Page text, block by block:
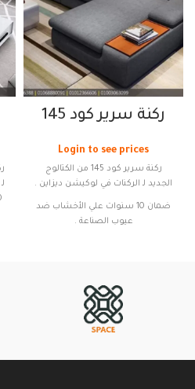
ركنة سرير كود 145
Login to see prices
ركنة سرير كود 145 من الكتالوج
الجديد لـ الركنات في لوكيشن ديزاين .
ضمان 10 سنوات علي الأخشاب ضد
عيوب الصناعة .
الخامات : اخشاب طبيعية ” كونتر
طبيعي في المسطحات – زان احمر
في القوائم “